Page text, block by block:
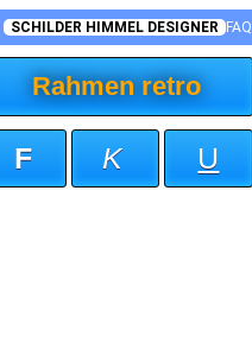
SCHILDER HIMMEL DESIGNER FAQ
Rahmen retro
F K U